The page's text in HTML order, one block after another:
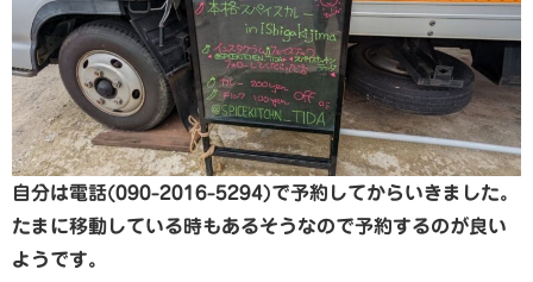
自分は電話(090-2016-5294)で予約してからいきました。
たまに移動している時もあるそうなので予約するのが良い
ようです。